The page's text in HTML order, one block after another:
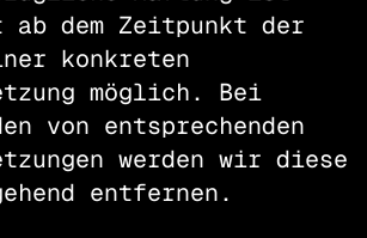
ab dem Zeitpunkt der
konkreten
möglich. Bei
von entsprechenden
werden wir diese
entfernen.